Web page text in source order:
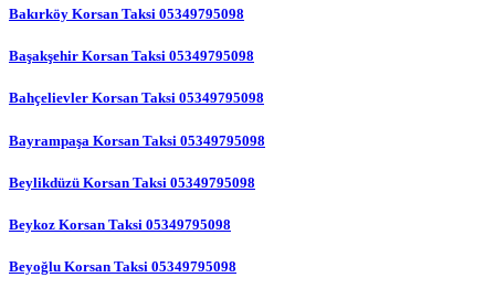
Bakırköy Korsan Taksi 05349795098
Başakşehir Korsan Taksi 05349795098
Bahçelievler Korsan Taksi 05349795098
Bayrampaşa Korsan Taksi 05349795098
Beylikdüzü Korsan Taksi 05349795098
Beykoz Korsan Taksi 05349795098
Beyoğlu Korsan Taksi 05349795098